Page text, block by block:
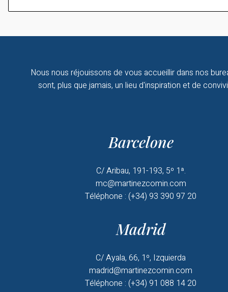
Nous nous réjouissons de vous accueillir dans nos
sont, plus que jamais, un lieu d'inspiration et de
Barcelone
C/ Aribau, 191-193, 5º 1ª.
mc@martinezcomin.com
Téléphone : (+34) 93 390 97 20
Madrid
C/ Ayala, 66, 1º, Izquierda
madrid@martinezcomin.com
Téléphone : (+34) 91 088 14 20